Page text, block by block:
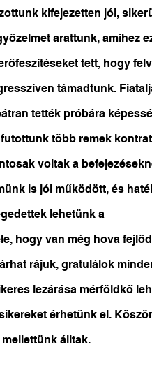
kifejezetten jól,
arattunk, amihez
tett, hogy
támadtunk.
tették próbára
több remek
voltak a
is jól működött, és
lehetünk a
hogy van még hova
rájuk, gratulálok
lezárása mérföldkő
érhetünk el.
álltak.